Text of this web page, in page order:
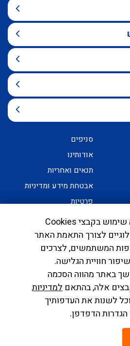
סניפים
אודותינו
תנאים ואחריות
אבטחת מידע ומדיניות
פרטיות
הסדרי נגישות
אנו נערכים ליישם את
פרסום אישור טיסות שכר ע"י
מלאה של היישום ניתן
המייל
. לצפייה בזכויות הנוסע
לחצו כאן, למידע לנוסע
האתר עושה שימוש בקבצי Cookies
לצורך התאמת האתר
המשתמשים, לצרכים
חוויית הגלישה.
באתר מהווה הסכמה
אלה, בהתאם למדיניות
לשנות את העדפותיך
הדפדפן.